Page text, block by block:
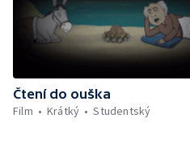
Čtení do ouška
Film
Krátký Studentský